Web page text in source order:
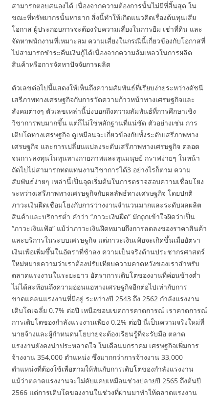
สามารถตอบสนองได้ เนื่องจากความต้องการนั้นไม่มีที่สิ้นสุด ใน
ขณะที่ทรัพยากรนั้นหายาก สิ่งนี้ทำให้เกิดแนวคิดเรื่องต้นทุนเสีย
โอกาส ผู้ประกอบการจะต้องรับความเสี่ยงในการยืม เช่าที่ดิน และ
จัดหาพนักงานที่เหมาะสม ความเสี่ยงในกรณีนี้เกี่ยวข้องกับโอกาสที่
ไม่สามารถชำระคืนเงินกู้ได้เนื่องจากความล้มเหลวในการผลิต
สินค้าหรือการจัดหาปัจจัยการผลิต
ตัวเลขต่อไปนี้แสดงให้เห็นถึงความสัมพันธ์ที่เรียบง่ายระหว่างดัชนี
เสรีภาพทางเศรษฐกิจกับการวัดความก้าวหน้าทางเศรษฐกิจและ
สังคมต่างๆ ตัวเลขเหล่านี้บ่งบอกถึงความสัมพันธ์ที่การศึกษาเชิง
วิชาการพบมากขึ้น แต่ก็ไม่ใช่หลักฐานที่แน่ชัด ตัวอย่างเช่น การ
เติบโตทางเศรษฐกิจ ดูเหมือนจะเกี่ยวข้องกับทั้งระดับเสรีภาพทาง
เศรษฐกิจ และการเปลี่ยนแปลงระดับเสรีภาพทางเศรษฐกิจ ตลอด
จนการลงทุนในทุนทางกายภาพและทุนมนุษย์ กราฟง่ายๆ ในหน้า
ถัดไปไม่สามารถทดแทนงานวิชาการได้3 อย่างไรก็ตาม ความ
สัมพันธ์ง่ายๆ เหล่านี้เป็นจุดเริ่มต้นในการตรวจสอบความเชื่อมโยง
ระหว่างเสรีภาพทางเศรษฐกิจกับผลลัพธ์ทางเศรษฐกิจ โดยปกติ
ภาวะเงินฝืดเชื่อมโยงกับการว่างงานจำนวนมากและระดับผลผลิต
สินค้าและบริการต่ำ คำว่า “ภาวะเงินฝืด” มักถูกเข้าใจผิดว่าเป็น
“ภาวะเงินเฟ้อ” แม้ว่าภาวะเงินฝืดหมายถึงการลดลงของราคาสินค้า
และบริการในระบบเศรษฐกิจ แต่ภาวะเงินเฟ้อจะเกิดขึ้นเมื่ออัตรา
เงินเฟ้อเพิ่มขึ้นในอัตราที่ช้าลง ความเป็นจริงด้านประชากรศาสตร์
ใหม่หมายความว่าเราต้องปรับเทียบความคาดหวังของเราสำหรับ
ตลาดแรงงานในระยะยาว อัตราการเติบโตของงานที่ค่อนข้างต่ำ
ไม่ได้สะท้อนถึงความอ่อนแอทางเศรษฐกิจอีกต่อไปเท่ากับการ
ขาดแคลนแรงงานที่มีอยู่ ระหว่างปี 2543 ถึง 2562 กำลังแรงงาน
เติบโตเฉลี่ย 0.7% ต่อปี เหนือขอบเขตการคาดการณ์ เราคาดการณ์
การเติบโตของกำลังแรงงานเพียง 0.2% ต่อปี นี่เป็นความจริงใหม่ที่
นายจ้างและผู้กำหนดนโยบายจะต้องเรียนรู้ที่จะรับมือ ตลาด
แรงงานยังคงน่าประหลาดใจ ในเดือนมกราคม เศรษฐกิจเพิ่มการ
จ้างงาน 354,000 ตำแหน่ง ซึ่งมากกว่าการจ้างงาน 33,000
ตำแหน่งที่ต้องใช้เพื่อตามให้ทันกับการเติบโตของกำลังแรงงาน
แม้ว่าตลาดแรงงานจะไม่คับแคบเหมือนช่วงปลายปี 2565 ถึงต้นปี
2566 แต่การเติบโตของงานในช่วงที่ผ่านมาทำให้ตลาดแรงงาน